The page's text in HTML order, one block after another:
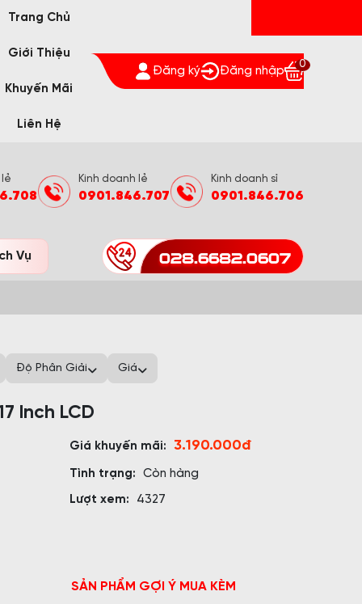
Trang Chủ
Giới Thiệu
Khuyến Mãi
Liên Hệ
Đăng ký Đăng nhập
0
lẻ Kinh doanh lẻ
0901.846.707
Kinh doanh sỉ
0901.846.706
Vụ 028.6682.0607
Độ Phân Giải Giá
Inch LCD
Giá khuyến mãi: 3.190.000đ
Tình trạng:
Còn hàng
Lượt xem:
4327
SẢN PHẨM GỢI Ý MUA KÈM